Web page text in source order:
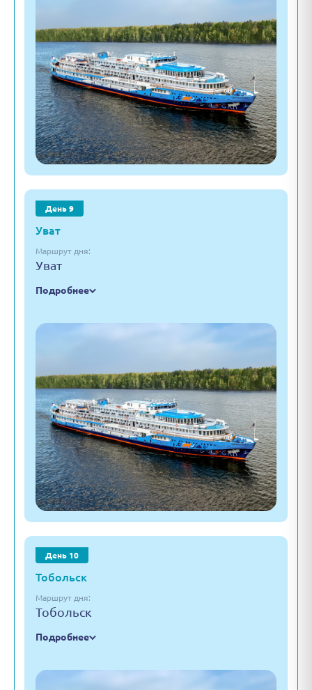
День 9
Уват
Маршрут дня:
Уват
Подробнее
День 10
Тобольск
Маршрут дня:
Тобольск
Подробнее